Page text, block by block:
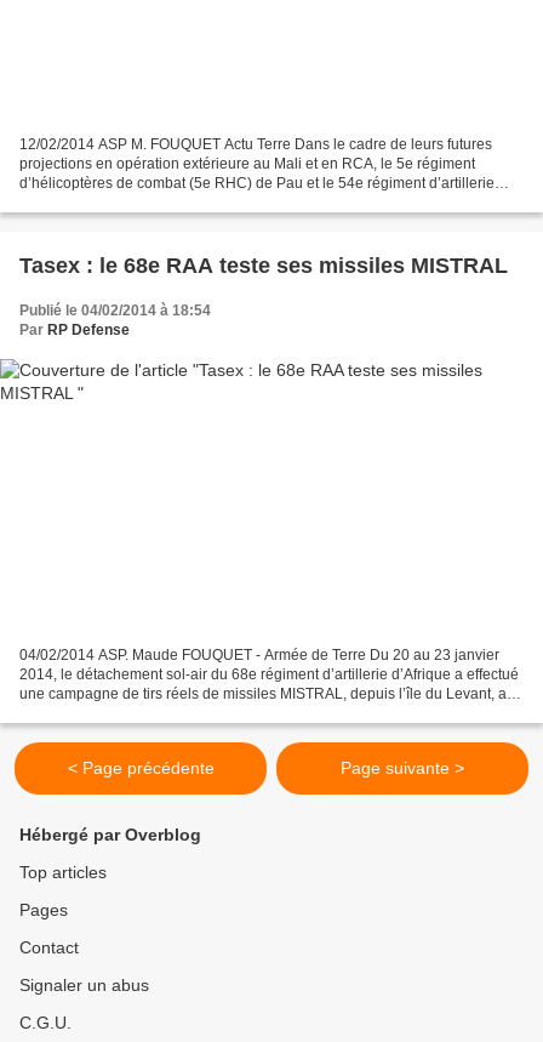
12/02/2014 ASP M. FOUQUET Actu Terre Dans le cadre de leurs futures
projections en opération extérieure au Mali et en RCA, le 5e régiment
d’hélicoptères de combat (5e RHC) de Pau et le 54e régiment d’artillerie
Tasex : le 68e RAA teste ses missiles MISTRAL
Publié le 04/02/2014 à 18:54
Par RP Defense
04/02/2014 ASP. Maude FOUQUET - Armée de Terre Du 20 au 23 janvier
2014, le détachement sol-air du 68e régiment d’artillerie d’Afrique a effectué
une campagne de tirs réels de missiles MISTRAL, depuis l’île du Levant, au
< Page précédente Page suivante >
Hébergé par Overblog
Top articles
Pages
Contact
Signaler un abus
C.G.U.